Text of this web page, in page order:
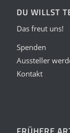
DU WILLST
Das freut uns!
Spenden
Aussteller
Kontakt